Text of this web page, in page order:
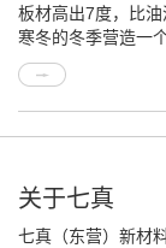
板材高出7度，比
寒冬的冬季营造一
关于七真
七真（东营）新材